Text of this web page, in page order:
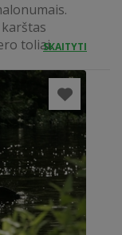
toliai.SKAITYTI